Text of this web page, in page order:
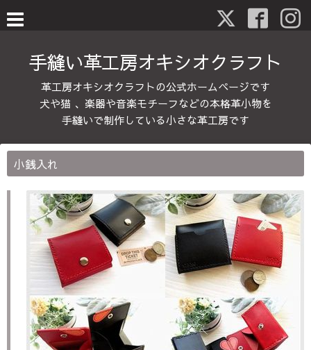
手縫い革工房オキシオクラフト
革工房オキシオクラフトの公式ホームページです
犬や猫 、楽器や音楽モチーフなどの本格革小物を
手縫いで制作している小さな革工房です
小銭入れ